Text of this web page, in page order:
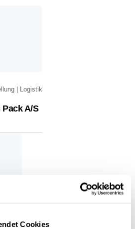
Cookies
Logistik
Pack A/S